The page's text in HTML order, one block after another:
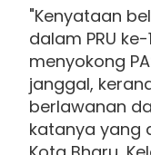
"Kenyataan
dalam PRU
menyokong
janggal,
berlawanan
katanya yang